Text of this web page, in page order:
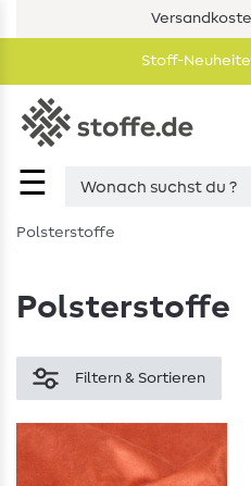
Stoff-
☰
Polsterstoffe
Polsterstoffe
Filtern & Sortieren